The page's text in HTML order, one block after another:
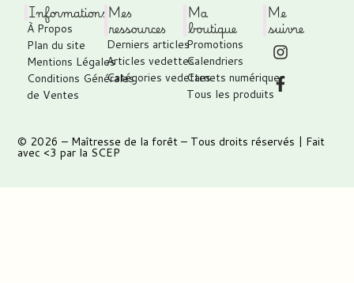
Informations
À Propos
Plan du site
Mentions Légales
Conditions Générales
de Ventes
Mes
ressources
Derniers articles
Articles vedettes
Catégories vedettes
Ma
boutique
Promotions
Calendriers
Carnets numérique
Tous les produits
Me
suivre
© 2026 – Maîtresse de la forêt – Tous droits réservés | Fait
avec <3 par la SCEP